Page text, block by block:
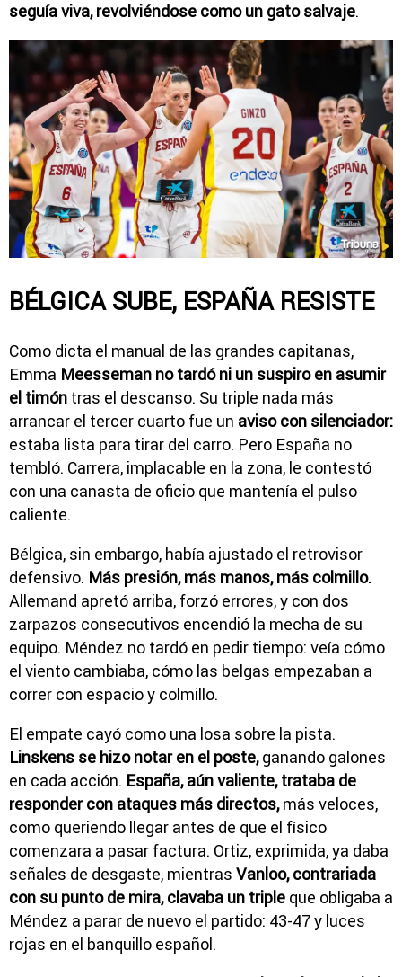
seguía viva, revolviéndose como un gato salvaje.
BÉLGICA SUBE, ESPAÑA RESISTE
Como dicta el manual de las grandes capitanas,
Emma Meesseman no tardó ni un suspiro en asumir
el timón tras el descanso. Su triple nada más
arrancar el tercer cuarto fue un aviso con silenciador:
estaba lista para tirar del carro. Pero España no
tembló. Carrera, implacable en la zona, le contestó
con una canasta de oficio que mantenía el pulso
caliente.
Bélgica, sin embargo, había ajustado el retrovisor
defensivo. Más presión, más manos, más colmillo.
Allemand apretó arriba, forzó errores, y con dos
zarpazos consecutivos encendió la mecha de su
equipo. Méndez no tardó en pedir tiempo: veía cómo
el viento cambiaba, cómo las belgas empezaban a
correr con espacio y colmillo.
El empate cayó como una losa sobre la pista.
Linskens se hizo notar en el poste,ganando galones
en cada acción. España, aún valiente, trataba de
responder con ataques más directos,más veloces,
como queriendo llegar antes de que el físico
comenzara a pasar factura. Ortiz, exprimida, ya daba
señales de desgaste, mientras Vanloo, contrariada
con su punto de mira, clavaba un triple que obligaba a
Méndez a parar de nuevo el partido: 43-47 y luces
rojas en el banquillo español.